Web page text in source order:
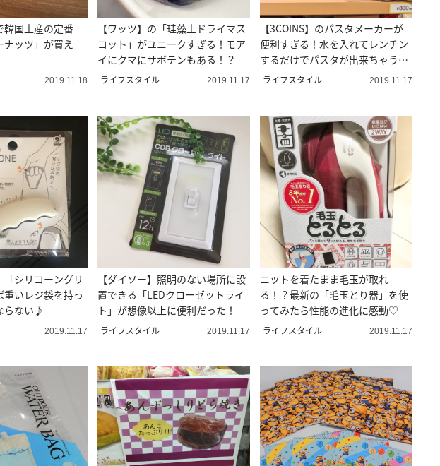
韓国土産の定番
ナッツ」が買え
2019.11.18
【ワッツ】の「珪藻土ドライマス
コット」がユニークすぎる！モア
イにクマにサボテンもある！？
ライフスタイル 2019.11.17
【3COINS】のパスタメーカーが
便利すぎる！水を入れてレンチン
するだけでパスタが出来ちゃうん
です♡
ライフスタイル 2019.11.17
「シリコーングリ
重いレジ袋を持っ
らない♪
2019.11.17
【ダイソー】照明のない場所に設
置できる「LEDクローゼットライ
ト」が想像以上に便利だった！
ライフスタイル 2019.11.17
ニットを着たまま毛玉が取れ
る！？最新の「毛玉とり器」を使
ってみたら性能の進化に感動♡
ライフスタイル 2019.11.17